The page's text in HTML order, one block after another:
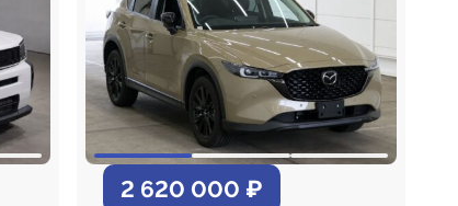
2 620 000 ₽